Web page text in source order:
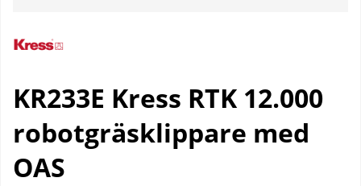
KR233E Kress RTK 12.000
robotgräsklippare med
OAS